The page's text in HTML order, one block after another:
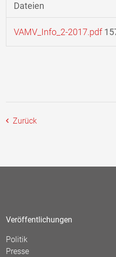
Dateien
VAMV_Info_2-2017.pdf
Zurück
Veröffentlichungen
Politik
Presse